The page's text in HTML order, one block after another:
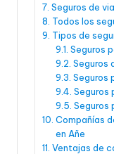
Seguros de
Todos los
Tipos de
Seguros
Seguros
Seguros
Seguros
Seguros
Compañías
en Añe
Ventajas de